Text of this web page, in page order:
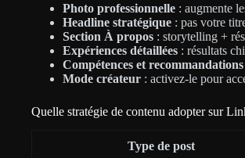
Photo professionnelle : augmente
Headline stratégique : pas votre
Section À propos : storytelling +
Expériences détaillées : résultats
Compétences et recommandations
Mode créateur : activez-le pour
Quelle stratégie de contenu adopter sur
Type de post